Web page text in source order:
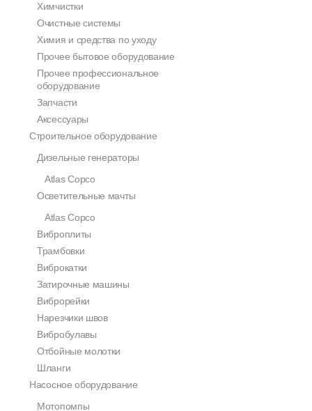
Химчистки
Очистные системы
Химия и средства по уходу
Прочее бытовое оборудование
Прочее профессиональное
оборудование
Запчасти
Аксессуары
Строительное оборудование
Дизельные генераторы
Atlas Copco
Осветительные мачты
Atlas Copco
Виброплиты
Трамбовки
Виброкатки
Затирочные машины
Виброрейки
Нарезчики швов
Вибробулавы
Отбойные молотки
Шланги
Насосное оборудование
Мотопомпы